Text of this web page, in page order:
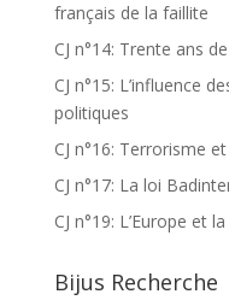
français de la faillite
CJ n°14: Trente ans
CJ n°15: L’influence
politiques
CJ n°16: Terrorisme
CJ n°17: La loi
CJ n°19: L’Europe et
Bijus Recherche